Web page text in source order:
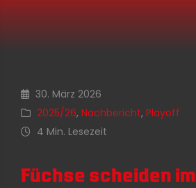
30. März 2026
2025/26, Nachbericht, Playoff
4 Min. Lesezeit
Füchse scheiden im